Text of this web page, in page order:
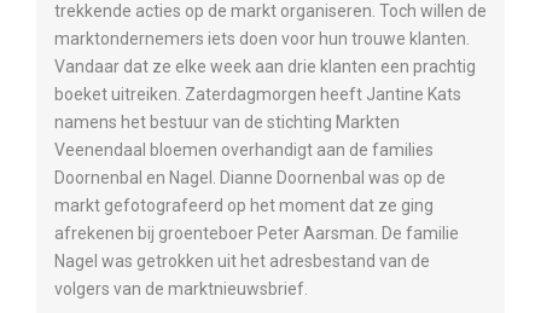
trekkende acties op de markt organiseren. Toch willen de
marktondernemers iets doen voor hun trouwe klanten.
Vandaar dat ze elke week aan drie klanten een prachtig
boeket uitreiken. Zaterdagmorgen heeft Jantine Kats
namens het bestuur van de stichting Markten
Veenendaal bloemen overhandigt aan de families
Doornenbal en Nagel. Dianne Doornenbal was op de
markt gefotografeerd op het moment dat ze ging
afrekenen bij groenteboer Peter Aarsman. De familie
Nagel was getrokken uit het adresbestand van de
volgers van de marktnieuwsbrief.